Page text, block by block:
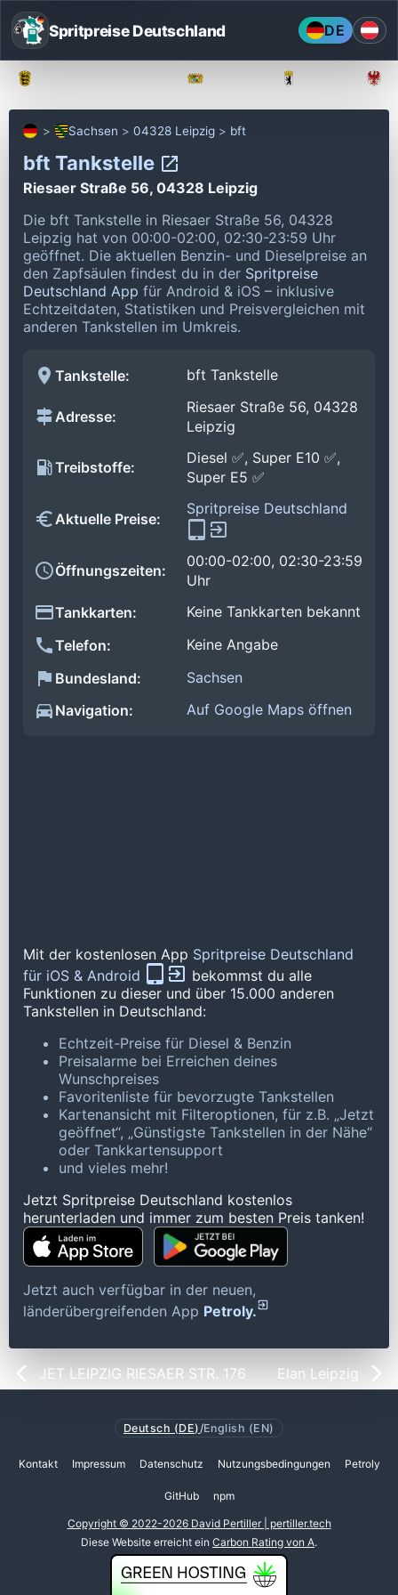
Spritpreise Deutschland DE
Sachsen 04328 Leipzig bft
bft Tankstelle
Riesaer Straße 56, 04328 Leipzig
Die bft Tankstelle in Riesaer Straße 56, 04328
Leipzig hat von 00:00-02:00, 02:30-23:59 Uhr
geöffnet. Die aktuellen Benzin- und Dieselpreise an
den Zapfsäulen findest du in der Spritpreise
Deutschland App für Android & iOS – inklusive
Echtzeitdaten, Statistiken und Preisvergleichen mit
anderen Tankstellen im Umkreis.
Tankstelle: bft Tankstelle
Adresse:
Riesaer Straße 56, 04328
Leipzig
Treibstoffe:
Diesel ✅, Super E10 ✅,
Super E5 ✅
Aktuelle Preise:
Spritpreise Deutschland
Öffnungszeiten:
00:00-02:00, 02:30-23:59
Uhr
Tankkarten:
Keine Tankkarten bekannt
Telefon:
Keine Angabe
Bundesland:
Sachsen
Navigation:
Auf Google Maps öffnen
Mit der kostenlosen App Spritpreise Deutschland
für iOS & Android
bekommst du alle
Funktionen zu dieser und über 15.000 anderen
Tankstellen in Deutschland:
Echtzeit-Preise für Diesel & Benzin
Preisalarme bei Erreichen deines
Wunschpreises
Favoritenliste für bevorzugte Tankstellen
Kartenansicht mit Filteroptionen, für z.B. „Jetzt
geöffnet“, „Günstigste Tankstellen in der Nähe“
oder Tankkartensupport
und vieles mehr!
Jetzt Spritpreise Deutschland kostenlos
herunterladen und immer zum besten Preis tanken!
Jetzt auch verfügbar in der neuen,
länderübergreifenden App Petroly.
JET LEIPZIG RIESAER STR. 176 Elan Leipzig
Deutsch (DE) /English (EN)
Kontakt Impressum Datenschutz Nutzungsbedingungen Petroly
GitHub npm
Copyright © 2022-2026 David Pertiller | pertiller.tech
Diese Website erreicht ein Carbon Rating von A.